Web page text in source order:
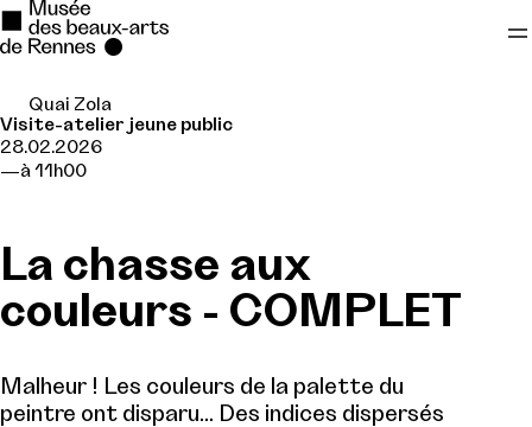
Se rendre au
Contenu principal
Quai Zola
Visite-atelier jeune public
28.02.2026
à 11h00
La chasse aux
couleurs - COMPLET
Malheur ! Les couleurs de la palette du
peintre ont disparu... Des indices dispersés